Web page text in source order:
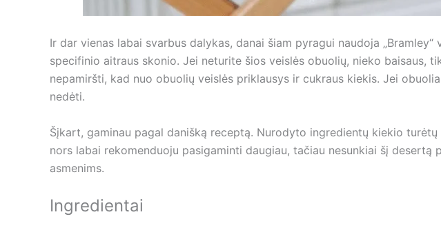
Ir dar vienas labai svarbus dalykas, danai šiam pyragui naudoja „Bramley“
specifinio aitraus skonio. Jei neturite šios veislės obuolių, nieko baisaus,
nepamiršti, kad nuo obuolių veislės priklausys ir cukraus kiekis. Jei
nedėti.
Šįkart, gaminau pagal danišką receptą. Nurodyto ingredientų kiekio
nors labai rekomenduoju pasigaminti daugiau, tačiau nesunkiai šį desertą
asmenims.
Ingredientai